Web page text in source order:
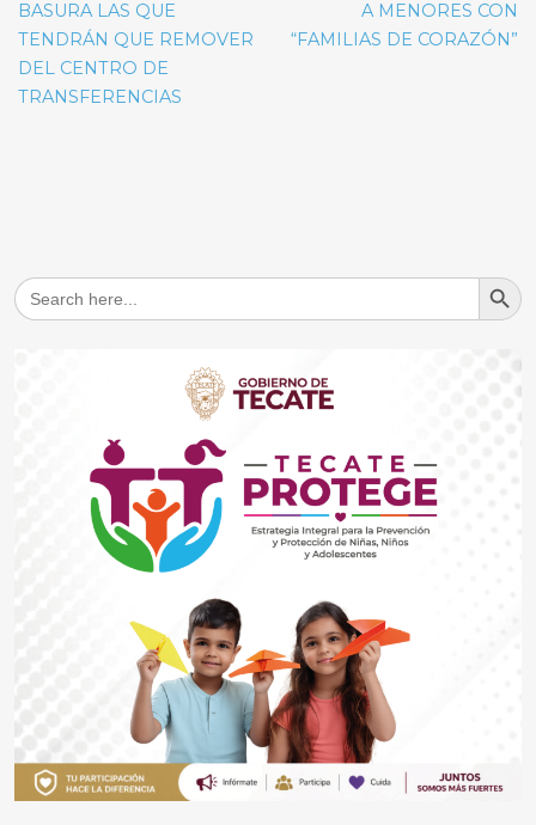
BASURA LAS QUE
TENDRÁN QUE REMOVER
DEL CENTRO DE
TRANSFERENCIAS
A MENORES CON
“FAMILIAS DE CORAZÓN”
Search
for:
Search